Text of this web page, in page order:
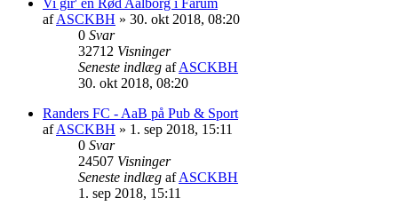
afASCKBH » 30. okt 2018, 08:20
0 Svar
32712 Visninger
Seneste indlæg afASCKBH
30. okt 2018, 08:20
Randers FC - AaB på Pub & Sport
afASCKBH » 1. sep 2018, 15:11
0 Svar
24507 Visninger
Seneste indlæg afASCKBH
1. sep 2018, 15:11